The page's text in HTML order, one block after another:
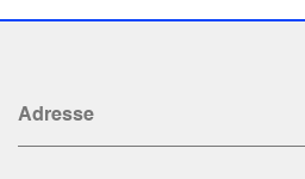
Adresse